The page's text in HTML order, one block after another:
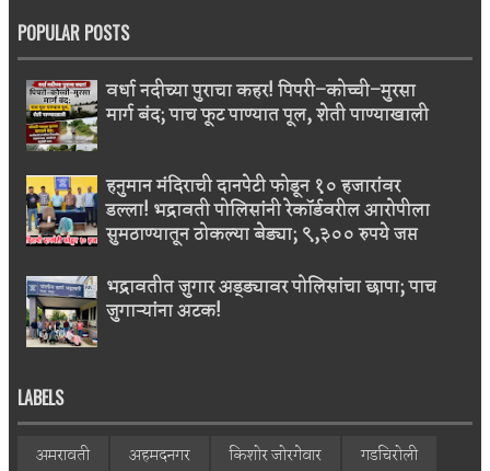
POPULAR POSTS
वर्धा नदीच्या पुराचा कहर! पिपरी–कोच्ची–मुरसा
मार्ग बंद; पाच फूट पाण्यात पूल, शेती पाण्याखाली
हनुमान मंदिराची दानपेटी फोडून १० हजारांवर
डल्ला! भद्रावती पोलिसांनी रेकॉर्डवरील आरोपीला
सुमठाण्यातून ठोकल्या बेड्या; ९,३०० रुपये जप्त
भद्रावतीत जुगार अड्ड्यावर पोलिसांचा छापा; पाच
जुगाऱ्यांना अटक!
LABELS
अमरावती अहमदनगर किशोर जोरगेवार
गडचिरोली